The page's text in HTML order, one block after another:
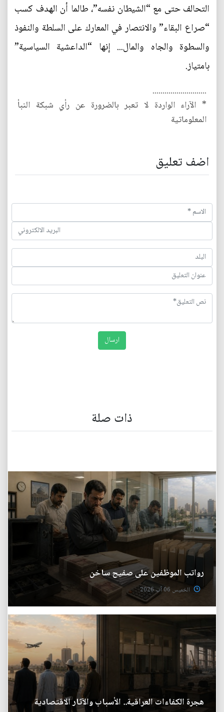
التحالف حتى مع “الشيطان نفسه”، طالما أن الهدف كسب
“صراع البقاء” والانتصار في المعارك على السلطة والنفوذ
والسطوة والجاه والمال... إنها “الداعشية السياسية”
بامتياز.
...........................
* الآراء الواردة لا تعبر بالضرورة عن رأي شبكة النبأ
المعلوماتية
اضف تعليق
ذات صلة
رواتب الموظفين على صفيح ساخن
الخميس 06 آب 2026
هجرة الكفاءات العراقية.. الأسباب والآثار الاقتصادية